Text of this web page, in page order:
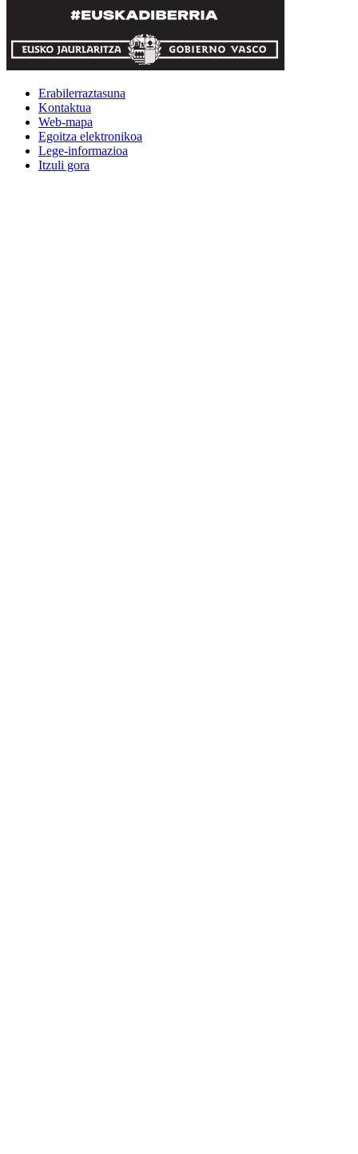
Erabilerraztasuna
Kontaktua
Web-mapa
Egoitza elektronikoa
Lege-informazioa
Itzuli gora